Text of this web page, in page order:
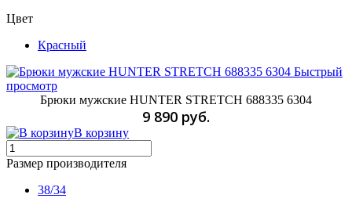
Цвет
Красный
Быстрый
просмотр
Брюки мужские HUNTER STRETCH 688335 6304
9 890 руб.
В корзину
Размер производителя
38/34